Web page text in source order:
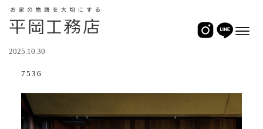
2025.10.30
7536